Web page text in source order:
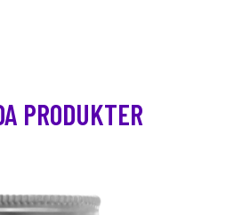
PRODUKTER